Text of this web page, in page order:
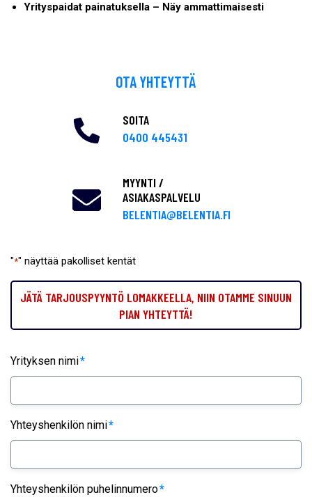
Yrityspaidat painatuksella – Näy ammattimaisesti
OTA YHTEYTTÄ
"*" näyttää pakolliset kentät
JÄTÄ TARJOUSPYYNTÖ LOMAKKEELLA, NIIN OTAMME SINUUN
PIAN YHTEYTTÄ!
Yrityksen nimi*
Yhteyshenkilön nimi*
Yhteyshenkilön puhelinnumero*
SOITA
0400 445431
MYYNTI /
ASIAKASPALVELU
BELENTIA@BELENTIA.FI